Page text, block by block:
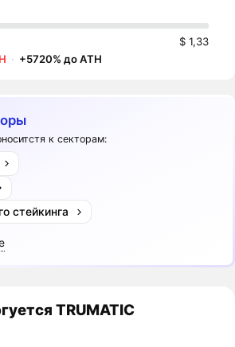
$ 1,33
· +5720% до ATH
к секторам:
стейкинга
TRUMATIC